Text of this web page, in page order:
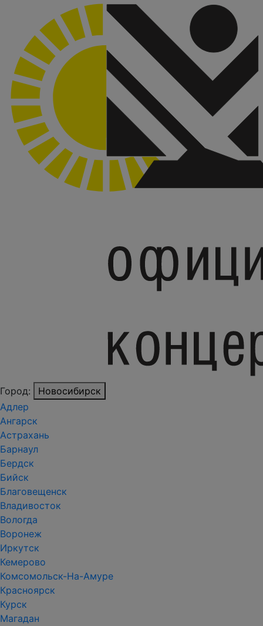
Город:
Новосибирск
Адлер
Ангарск
Астрахань
Барнаул
Бердск
Бийск
Благовещенск
Владивосток
Вологда
Воронеж
Иркутск
Кемерово
Комсомольск-На-Амуре
Красноярск
Курск
Магадан